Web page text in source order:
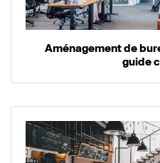
Aménagement de
guide